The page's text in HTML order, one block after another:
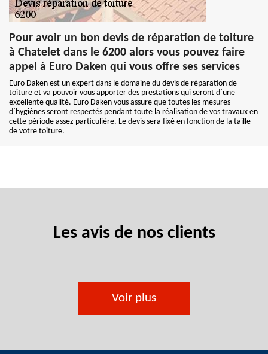
Pour avoir un bon devis de réparation de toiture
à Chatelet dans le 6200 alors vous pouvez faire
appel à Euro Daken qui vous offre ses services
Euro Daken est un expert dans le domaine du devis de réparation de
toiture et va pouvoir vous apporter des prestations qui seront d`une
excellente qualité. Euro Daken vous assure que toutes les mesures
d`hygiènes seront respectés pendant toute la réalisation de vos travaux en
cette période assez particulière. Le devis sera fixé en fonction de la taille
de votre toiture.
Les avis de nos clients
Voir plus